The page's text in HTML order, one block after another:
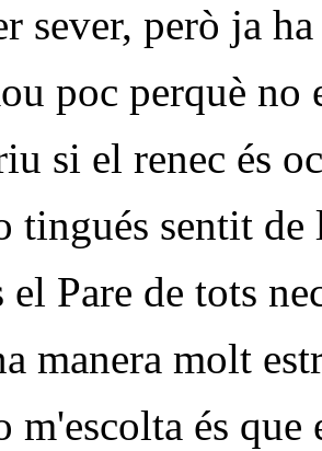
sever, però ja
poc perquè no
si el renec és
tingués sentit
el Pare de tots
manera molt
m'escolta és que